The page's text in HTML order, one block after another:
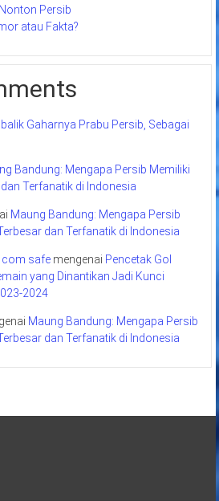
Persib
atau Fakta?
Gaharnya Prabu Persib, Sebagai
Bandung: Mengapa Persib Memiliki
Terfanatik di Indonesia
Maung Bandung: Mengapa Persib
dan Terfanatik di Indonesia
com safemengenai Pencetak Gol
yang Dinantikan Jadi Kunci
2024
Maung Bandung: Mengapa Persib
dan Terfanatik di Indonesia